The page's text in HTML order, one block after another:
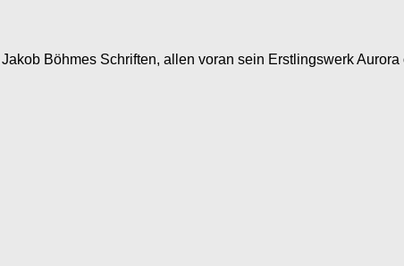
Böhmes Schriften, allen voran sein Erstlingswerk